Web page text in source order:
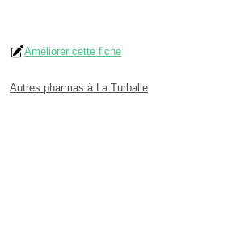
Améliorer cette fiche
Autres pharmas à La Turballe